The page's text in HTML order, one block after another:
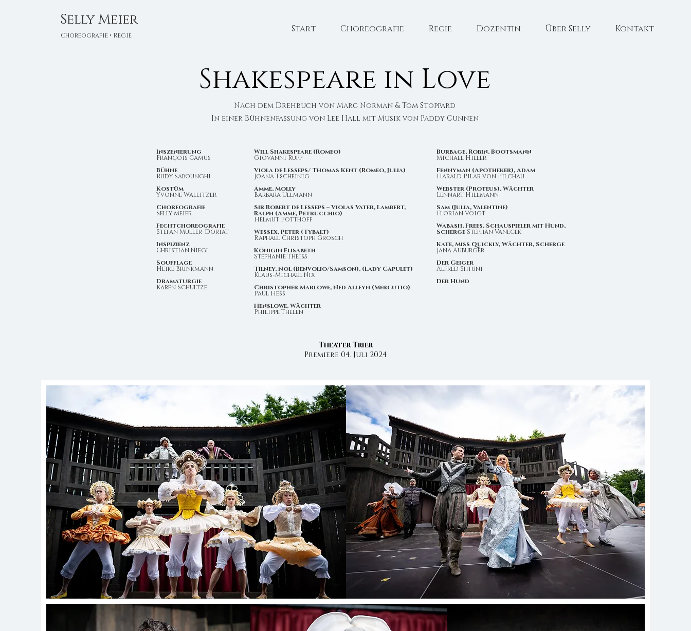
Start Choreografie Regie Dozentin Über Selly Kontakt
Selly Meier
Choreografie • Regie
Shakespeare in Love
Nach dem Drehbuch von Marc Norman & Tom Stoppard
In einer Bühnenfassung von Lee Hall mit Musik von Paddy Cunnen
Inszenierung
François Camus
Bühne
Rudy Sabounghi
Kostüm
Yvonne Wallitzer
Choreografie
Selly Meier
Fechtchoreografie
Stefan Müller-Doriat
Inspizienz
Christian Niegl
Soufflage
Heike Brinkmann
Dramaturgie
Karen Schultze
Will Shakespeare (Romeo)
Giovanni Rupp
Viola de Lesseps/ Thomas Kent (Romeo, Julia)
Joana Tscheinig
Amme, Molly
Barbara Ullmann
Sir Robert de Lesseps – Violas Vater, Lambert,
Ralph (Amme, Petrucchio)
Helmut Potthoff
Wessex, Peter (Tybalt)
Raphael Christoph Grosch
Königin Elisabeth
Stephanie Theiß
Tilney, Nol (Benvolio/Samson), (Lady Capulet)
Klaus-Michael Nix
Christopher Marlowe, Ned Alleyn (Mercutio)
Paul Hess
Henslowe, Wächter
Philippe Thelen
Burbage, Robin, Bootsmann
Michael Hiller
Fennyman (Apotheker), Adam
Harald Pilar von Pilchau
Webster (Proteus), Wächter
Lennart Hillmann
Sam (Julia, Valentine)
Florian Voigt
Wabash, Frees, Schauspieler mit Hund,
Scherge Stephan Vanecek
Kate, Miss Quickly, Wächter, Scherge
Jana Auburger
Der Geiger
Alfred Shtuni
Der Hund
Theater Trier
Premiere 04. Juli 2024